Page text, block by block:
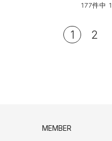
177件中 1
1 2
MEMBER